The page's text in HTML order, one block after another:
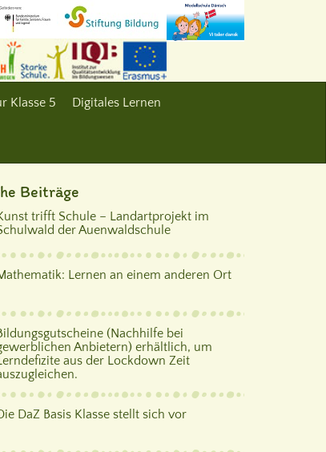
Klasse 5 Digitales Lernen
Beiträge
trifft Schule – Landartprojekt im
der Auenwaldschule
Lernen an einem anderen Ort
(Nachhilfe bei
Anbietern) erhältlich, um
aus der Lockdown Zeit
DaZ Basis Klasse stellt sich vor